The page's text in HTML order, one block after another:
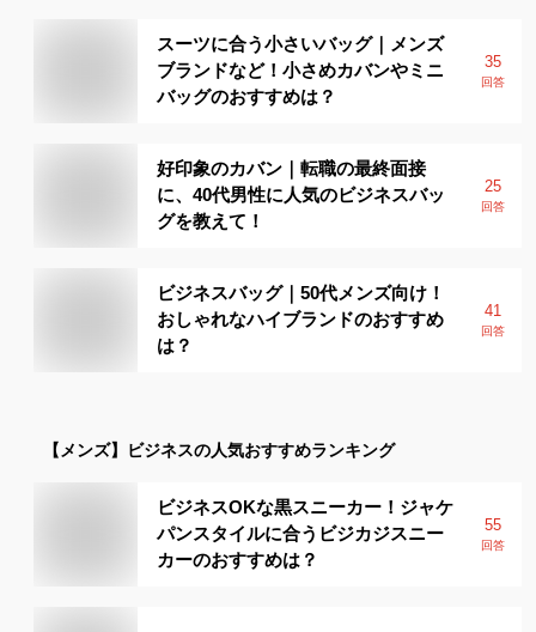
スーツに合う小さいバッグ｜メンズ
ブランドなど！小さめカバンやミニ
バッグのおすすめは？
35
回答
好印象のカバン｜転職の最終面接
に、40代男性に人気のビジネスバッ
グを教えて！
25
回答
ビジネスバッグ｜50代メンズ向け！
おしゃれなハイブランドのおすすめ
は？
41
回答
【メンズ】 ビジネスの人気おすすめランキング
ビジネスOKな黒スニーカー！ジャケ
パンスタイルに合うビジカジスニー
カーのおすすめは？
55
回答